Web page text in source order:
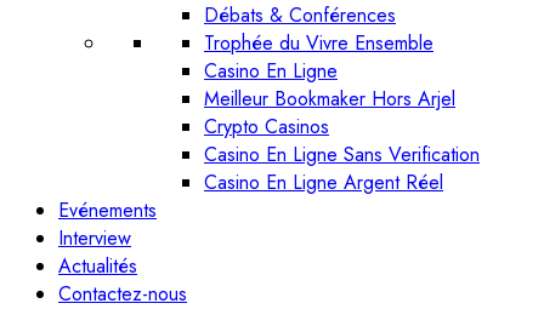
Débats & Conférences
Trophée du Vivre Ensemble
Casino En Ligne
Meilleur Bookmaker Hors Arjel
Crypto Casinos
Casino En Ligne Sans Verification
Casino En Ligne Argent Réel
Evénements
Interview
Actualités
Contactez-nous